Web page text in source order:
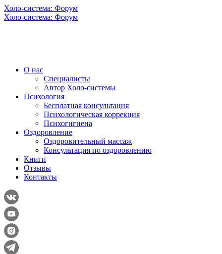
Холо-система: Форум
Холо-система: Форум
О нас
Специалисты
Автор Холо-системы
Психология
Бесплатная консультация
Психологическая коррекция
Психогигиена
Оздоровление
Оздоровительный массаж
Консультация по оздоровлению
Книги
Отзывы
Контакты